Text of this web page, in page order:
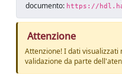
documento: https://
Attenzione
Attenzione! I dati visualizzati
validazione da parte